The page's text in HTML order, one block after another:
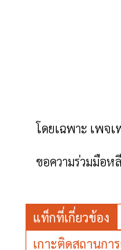
โดยเฉพาะ เพจ
ขอความร่วมมือห
แท็กที่เกี่ยวข้อง
เกาะติดสถานก